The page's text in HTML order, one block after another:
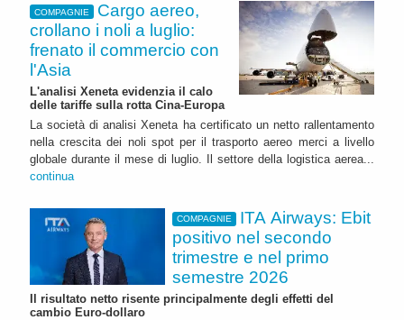
COMPAGNIE
Cargo aereo,
crollano i noli a luglio:
frenato il commercio con
l'Asia
L'analisi Xeneta evidenzia il calo
delle tariffe sulla rotta Cina-Europa
La società di analisi Xeneta ha certificato un netto rallentamento
nella crescita dei noli spot per il trasporto aereo merci a livello
globale durante il mese di luglio. Il settore della logistica aerea...
continua
COMPAGNIE
ITA Airways: Ebit
positivo nel secondo
trimestre e nel primo
semestre 2026
Il risultato netto risente principalmente degli effetti del
cambio Euro-dollaro